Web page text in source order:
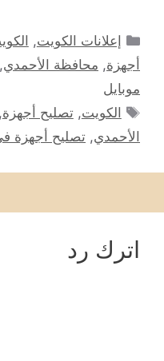
التصنيفات
إعلانات الكويت,
أجهزة, محافظة الأحمدي,
موبايل
الوسوم
الكويت,تصليح أجهزة
الأحمدي, تصليح أجهزة
اترك رد